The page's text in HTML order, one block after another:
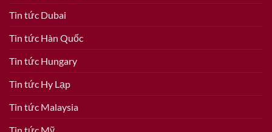
Tin tức Dubai
Tin tức Hàn Quốc
Tin tức Hungary
Tin tức Hy Lạp
Tin tức Malaysia